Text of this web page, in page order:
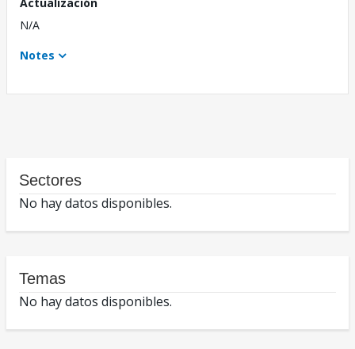
Actualización
N/A
Notes
Sectores
No hay datos disponibles.
Temas
No hay datos disponibles.